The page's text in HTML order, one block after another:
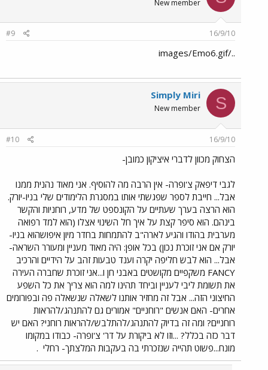
New member
16/9/10
#9
../images/Emo6.gif
S
Simply Miri
New member
16/9/10
#10
הצחוק מכוון לדברי איציקון כמובן-
לגבי דיפאק צ'ופרה- אין הרבה מה להוסיף. אני מאוד נהנית ממנו
אבל... חייבת לספר שפגשתי אותו במסגרת הלימודים שלי בניו-יורק.
הוא הרצה בערך שעתיים על הקונספט של מדע, רוחניות והקשר
בינהם. הוא סיפר קצת על איך חל השינוי אצלו (הוא למד רפואה
מערבית בהודו והגיע לארה"ב להתמחות בחדר מיון איפושהוא בניו-
יורק אם אני זוכרת נכון) בכל אופן: היה מאוד מעניין ומעורר השראה-
אבל... הוא לבש חליפה יקרה וענד טבעות זהב על הידיים והרכיב
FANCY משקפיים מקושטים באבני חן ו...אני זוכרת שחברה העירה
את תשומת ליבי לעניין וביחד תהינו למה הוא צריך את כל השפע
החיצוני הזה... אבל זה מחזיר אותנו לשאלה שנשאלה פה ובפורומים
אחרים- האם אנשים "רוחניים" אמורים גם להתנהג/להראות
רוחניים? ומה זה בדיוק להתנהג/להתלבש/להראות רוחני? האם יש
דבר כזה בכלל? ...וזו לא ביקורת על דר' צ'ופרה- כבודו במקומו
מונח...פשוט תהייה שנזכרתי בה בעקבות המלצתך- רחלי .